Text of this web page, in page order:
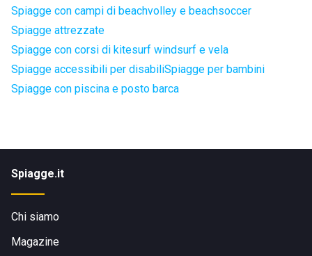
Spiagge con campi di beachvolley e beachsoccer
Spiagge attrezzate
Spiagge con corsi di kitesurf windsurf e vela
Spiagge accessibili per disabiliSpiagge per bambini
Spiagge con piscina e posto barca
Spiagge.it
Chi siamo
Magazine